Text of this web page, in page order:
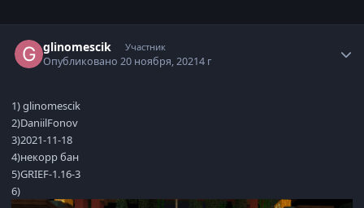
glinomescik Участник
Опубликовано20 ноября, 20214 г
1)glinomescik
2)DaniilFonov
3)2021-11-18
4)некорр бан
5)GRIEF-1.16-3
6)